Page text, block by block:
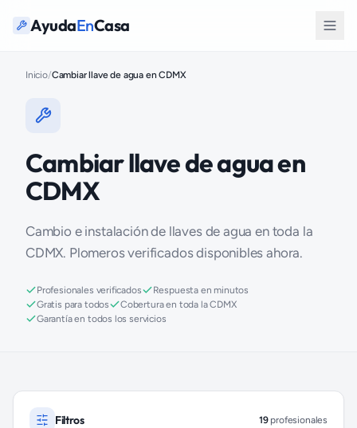
AyudaEnCasa
Inicio/Cambiar llave de agua en CDMX
Cambiar llave de agua en
CDMX
Cambio e instalación de llaves de agua en toda la
CDMX. Plomeros verificados disponibles ahora.
Profesionales verificados
Respuesta en minutos
Gratis para todos
Cobertura en toda la CDMX
Garantía en todos los servicios
Profesionales de Plomería disponibles
Filtros 19 profesionales